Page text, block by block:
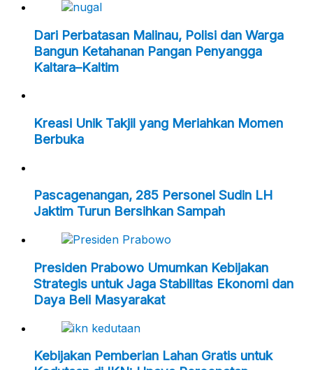
Dari Perbatasan Malinau, Polisi dan Warga
Bangun Ketahanan Pangan Penyangga
Kaltara–Kaltim
Kreasi Unik Takjil yang Meriahkan Momen
Berbuka
Pascagenangan, 285 Personel Sudin LH
Jaktim Turun Bersihkan Sampah
Presiden Prabowo Umumkan Kebijakan
Strategis untuk Jaga Stabilitas Ekonomi dan
Daya Beli Masyarakat
Kebijakan Pemberian Lahan Gratis untuk